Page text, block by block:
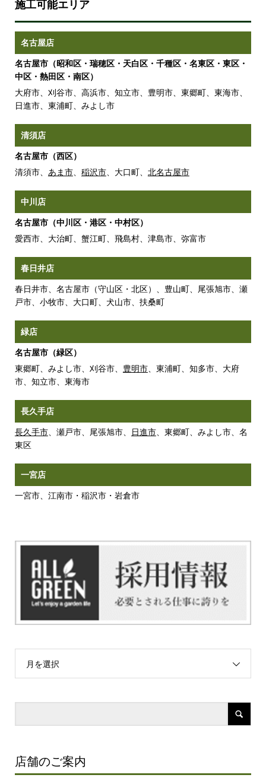
施工可能エリア
名古屋店
名古屋市（昭和区・瑞穂区・天白区・千種区・名東区・東区・
中区・熱田区・南区）
大府市、刈谷市、高浜市、知立市、豊明市、東郷町、東海市、
日進市、東浦町、みよし市
清須店
名古屋市（西区）
清須市、 あま市、 稲沢市、大口町、 北名古屋市
中川店
名古屋市（中川区・港区・中村区）
愛西市、大治町、蟹江町、飛島村、津島市、弥富市
春日井店
春日井市、名古屋市（守山区・北区）、豊山町、尾張旭市、瀬
戸市、小牧市、大口町、犬山市、扶桑町
緑店
名古屋市（緑区）
東郷町、みよし市、刈谷市、 豊明市、東浦町、知多市、大府
市、知立市、東海市
長久手店
長久手市、瀬戸市、尾張旭市、 日進市、東郷町、みよし市、名
東区
一宮店
一宮市、江南市・稲沢市・岩倉市
月を選択
店舗のご案内